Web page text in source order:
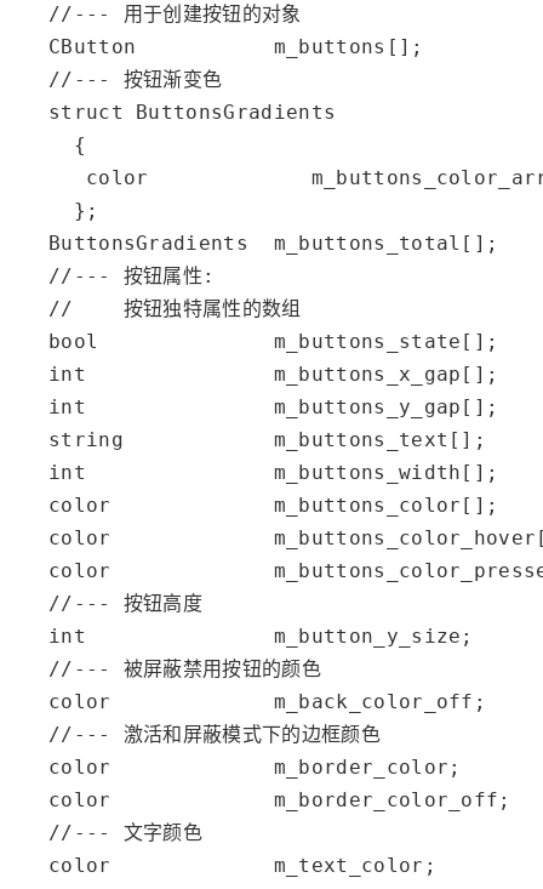
//--- 用于创建按钮的对象
CButton           m_buttons[];
//--- 按钮渐变色
struct ButtonsGradients
{
color
};
ButtonsGradients  m_buttons_total[];
//--- 按钮属性:
//    按钮独特属性的数组
bool
m_buttons_state[];
int m_buttons_x_gap[];
int m_buttons_y_gap[];
string m_buttons_text[];
int m_buttons_width[];
color m_buttons_color[];
color
color
//--- 按钮高度
int m_button_y_size;
//--- 被屏蔽禁用按钮的颜色
color m_back_color_off;
//--- 激活和屏蔽模式下的边框颜色
color m_border_color;
color m_border_color_off;
//--- 文字颜色
color m_text_color;